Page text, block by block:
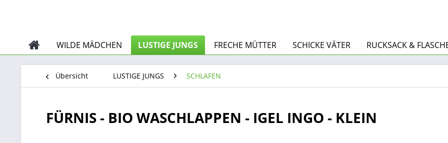
WILDE MÄDCHEN LUSTIGE JUNGS FRECHE MÜTTER SCHICKE VÄTER RUCKSACK &
Übersicht LUSTIGE JUNGS SCHLAFEN
FÜRNIS - BIO WASCHLAPPEN - IGEL INGO - KLEIN